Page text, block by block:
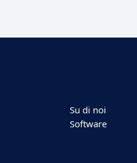
Su di noi
Software